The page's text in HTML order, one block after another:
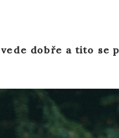
dobře a tito se